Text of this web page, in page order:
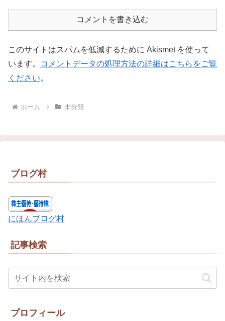
コメントを書き込む
このサイトはスパムを低減するために Akismet を使って
います。
コメントデータの処理方法の詳細はこちらをご覧
ください。
ホーム 未分類
ブログ村
にほんブログ村
記事検索
プロフィール